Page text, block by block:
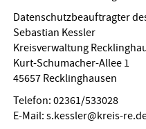
Datenschutzbeauftragter
Sebastian Kessler
Kreisverwaltung
Kurt-Schumacher-Allee 1
45657 Recklinghausen
Telefon: 02361/533028
E-Mail: s.kessler@kreis-